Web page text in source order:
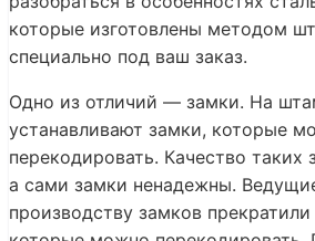
которые изготовлены методом
специально под ваш заказ.
Одно из отличий — замки. На
устанавливают замки, которые
перекодировать. Качество таких
а сами замки ненадежны.
производству замков